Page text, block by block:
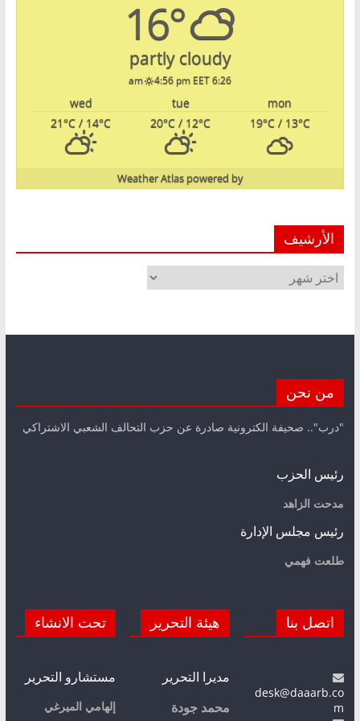
16°
partly cloudy
6:26 am
4:56 pm EET
mon
tue
wed
19°C/ 13°C
20°C / 12°C
21°C / 14°C
powered by
Weather Atlas
الأرشيف
الأرشيف
من نحن
"درب".. صحيفة الكترونية صادرة عن حزب التحالف الشعبي الاشتراكي
رئيس الحزب
مدحت الزاهد
رئيس مجلس الإدارة
طلعت فهمي
اتصل بنا
desk@daaarb.co
m
هيئة التحرير
مديرا التحرير
محمد جودة
تحت الانشاء
مستشارو التحرير
إلهامي الميرغي